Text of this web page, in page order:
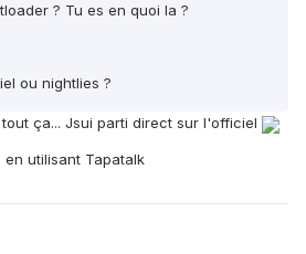
? Tu es en quoi la ?
ou nightlies ?
ça... Jsui parti direct sur l'officiel
en utilisant Tapatalk